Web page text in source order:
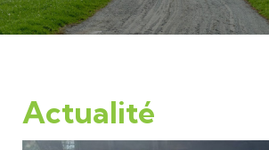
PRATIQUE
CULTURE & LOISIRS
Actualité